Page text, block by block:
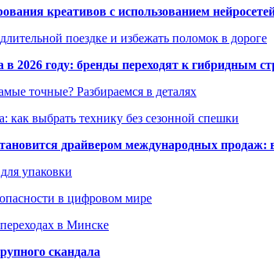
креативов с использованием
поездке и избежать поломок в дороге
2026 году: бренды переходят к гибридным
точные? Разбираемся в деталях
как выбрать технику без сезонной спешки
драйвером международных продаж:
упаковки
в цифровом мире
в Минске
скандала